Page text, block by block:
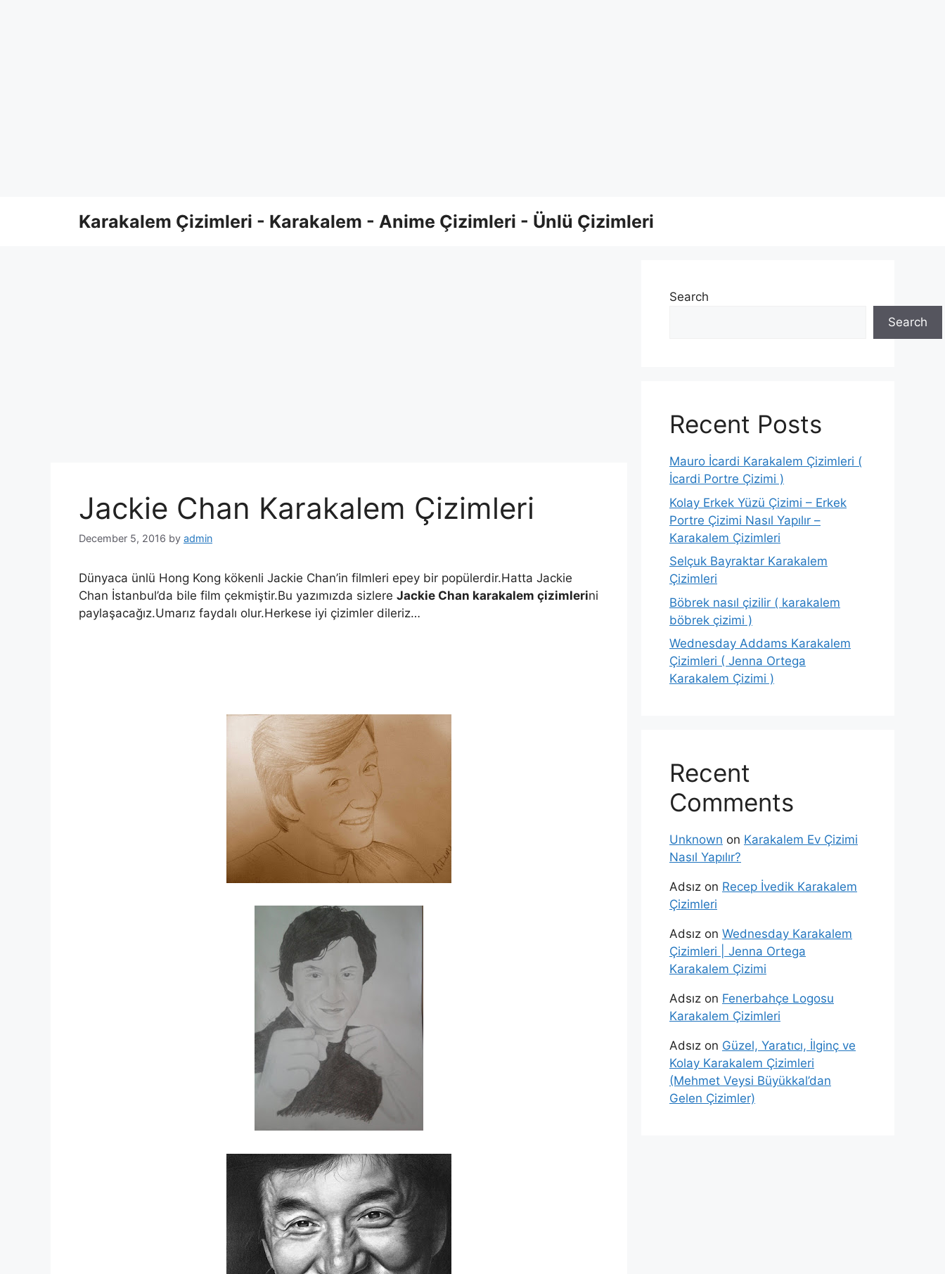
Karakalem Çizimleri - Karakalem - Anime Çizimleri - Ünlü Çizimleri
Jackie Chan Karakalem Çizimleri
December 5, 2016 by admin
Dünyaca ünlü Hong Kong kökenli Jackie Chan’in filmleri epey bir popülerdir.Hatta Jackie
Chan İstanbul’da bile film çekmiştir.Bu yazımızda sizlere Jackie Chan karakalem çizimlerini
paylaşacağız.Umarız faydalı olur.Herkese iyi çizimler dileriz…
Search
Search
Recent Posts
Mauro İcardi Karakalem Çizimleri (
İcardi Portre Çizimi )
Kolay Erkek Yüzü Çizimi – Erkek
Portre Çizimi Nasıl Yapılır –
Karakalem Çizimleri
Selçuk Bayraktar Karakalem
Çizimleri
Böbrek nasıl çizilir ( karakalem
böbrek çizimi )
Wednesday Addams Karakalem
Çizimleri ( Jenna Ortega
Karakalem Çizimi )
Recent
Comments
Unknown on Karakalem Ev Çizimi
Nasıl Yapılır?
Adsız on Recep İvedik Karakalem
Çizimleri
Adsız on Wednesday Karakalem
Çizimleri | Jenna Ortega
Karakalem Çizimi
Adsız on Fenerbahçe Logosu
Karakalem Çizimleri
Adsız on Güzel, Yaratıcı, İlginç ve
Kolay Karakalem Çizimleri
(Mehmet Veysi Büyükkal’dan
Gelen Çizimler)